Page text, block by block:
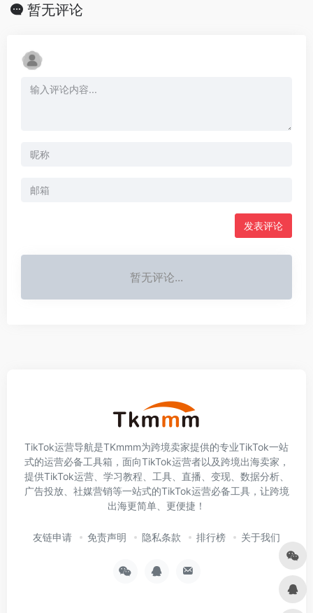
暂无评论
发表评论
暂无评论...
TikTok运营导航是TKmmm为跨境卖家提供的专业TikTok一站
式的运营必备工具箱，面向TikTok运营者以及跨境出海卖家，
提供TikTok运营、学习教程、工具、直播、变现、数据分析、
广告投放、社媒营销等一站式的TikTok运营必备工具，让跨境
出海更简单、更便捷！
友链申请 免责声明 隐私条款 排行榜 关于我们